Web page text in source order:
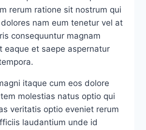
rerum ratione sit nostrum qui
nam eum tenetur vel at
consequuntur magnam
eaque et saepe aspernatur
itaque cum eos dolore
molestias natus optio qui
veritatis optio eveniet rerum
laudantium unde id